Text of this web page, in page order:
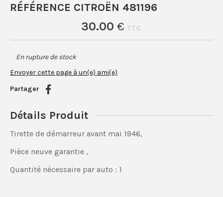
RÉFÉRENCE CITROËN 481196
30.00 € T.T.C.
En rupture de stock
Envoyer cette page à un(e) ami(e)
Partager
Détails Produit
Tirette de démarreur avant mai 1946,
Pièce neuve garantie ,
Quantité nécessaire par auto : 1